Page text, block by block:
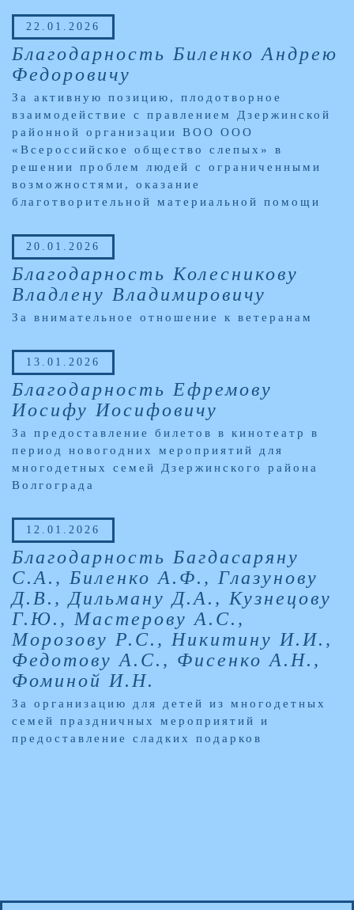
22.01.2026
Благодарность Биленко Андрею
Федоровичу
За активную позицию, плодотворное
взаимодействие с правлением Дзержинской
районной организации ВОО ООО
«Всероссийское общество слепых» в
решении проблем людей с ограниченными
возможностями, оказание
благотворительной материальной помощи
20.01.2026
Благодарность Колесникову
Владлену Владимировичу
За внимательное отношение к ветеранам
13.01.2026
Благодарность Ефремову
Иосифу Иосифовичу
За предоставление билетов в кинотеатр в
период новогодних мероприятий для
многодетных семей Дзержинского района
Волгограда
12.01.2026
Благодарность Багдасаряну
С.А., Биленко А.Ф., Глазунову
Д.В., Дильману Д.А., Кузнецову
Г.Ю., Мастерову А.С.,
Морозову Р.С., Никитину И.И.,
Федотову А.С., Фисенко А.Н.,
Фоминой И.Н.
За организацию для детей из многодетных
семей праздничных мероприятий и
предоставление сладких подарков